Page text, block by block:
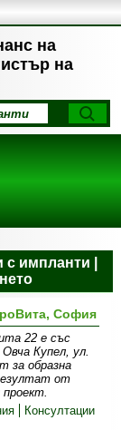
на
на
импланти |
София
22 е със
Купел, ул.
за образна
от
Консултации